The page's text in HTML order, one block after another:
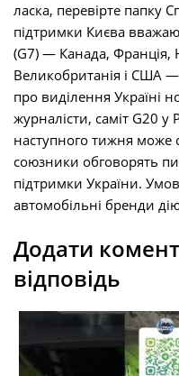
ласка, перевірте папку
підтримки Києва
(G7) — Канада, Франція,
Великобританія і США
про виділення Україні
журналісти, саміт G20
наступного тижня може
союзники обговорять
підтримки України.
автомобільні бренди
Додати
відповідь